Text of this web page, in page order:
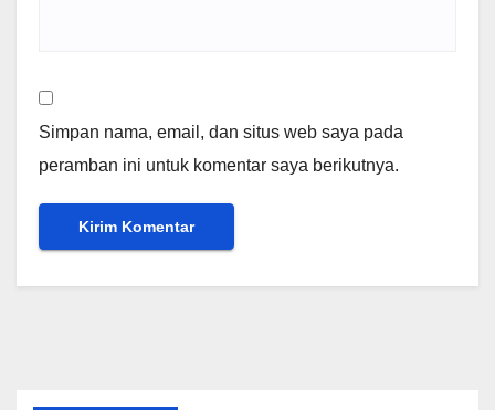
Simpan nama, email, dan situs web saya pada
peramban ini untuk komentar saya berikutnya.